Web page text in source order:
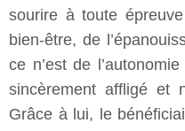
sourire à toute
bien-être, de
ce n’est de
sincèrement affligé et
Grâce à lui, le